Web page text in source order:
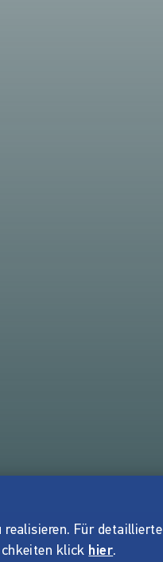
realisieren. Für detaillierte
klick hier.